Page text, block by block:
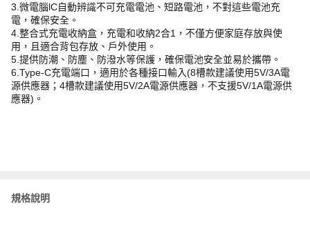
3.微電腦lC自動辨識不可充電電池、短路電池，不對這些電池充
電，確保安全。
4.整合式充電收納盒，充電和收納2合1，不僅方便家庭存放與使
用，且適合背包存放、戶外使用。
5.提供防潮、防塵、防潑水等保護，確保電池安全並易於攜帶。
6.Type-C充電端口，適用於各種接口輸入(8槽款建議使用5V/3A電
源供應器；4槽款建議使用5V/2A電源供應器，不支援5V/1A電源供
應器)。
規格說明